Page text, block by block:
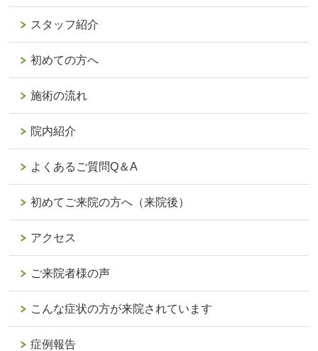
スタッフ紹介
初めての方へ
施術の流れ
院内紹介
よくあるご質問Q＆A
初めてご来院の方へ（来院後）
アクセス
ご来院者様の声
こんな症状の方が来院されています
症例報告